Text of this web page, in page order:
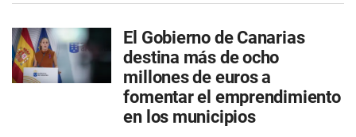
El Gobierno de Canarias
destina más de ocho
millones de euros a
fomentar el emprendimiento
en los municipios